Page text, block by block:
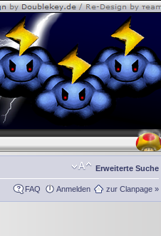
Erweiterte Suche
FAQ Anmelden zur Clanpage »